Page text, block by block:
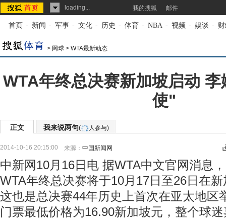
loading... 我的搜狐 邮件
首页 - 新闻 - 军事 - 文化 - 历史 - 体育 - NBA - 视频 - 娱谈 -
> 网球 > WTA最新动态
WTA年终总决赛新加坡启动
使"
正文 我来说两句( 人参与)
2014-10-16 20:15:00 来源： 中国新闻网
中新网10月16日电 据WTA中文官网消息
WTA年终总决赛将于10月17日至26日在
这也是总决赛44年历史上首次在亚太地区
门票最低价格为16.90新加坡元，整个球